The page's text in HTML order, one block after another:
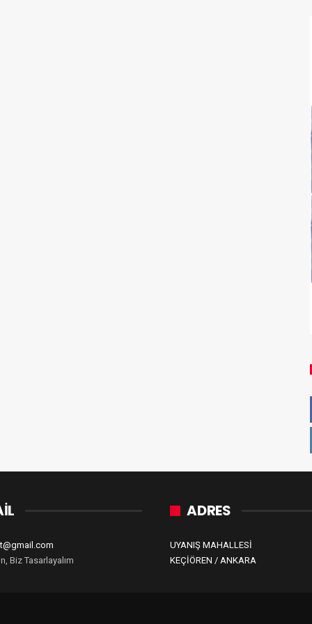
Biz Tasarlayalım
ADRES
UYANIŞ MAHALLESİ
KEÇİÖREN / ANKARA